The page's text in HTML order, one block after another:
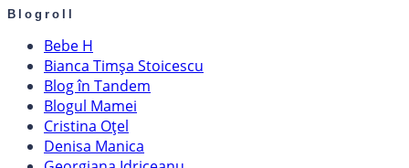
Blogroll
Bebe H
Bianca Timșa Stoicescu
Blog în Tandem
Blogul Mamei
Cristina Oțel
Denisa Manica